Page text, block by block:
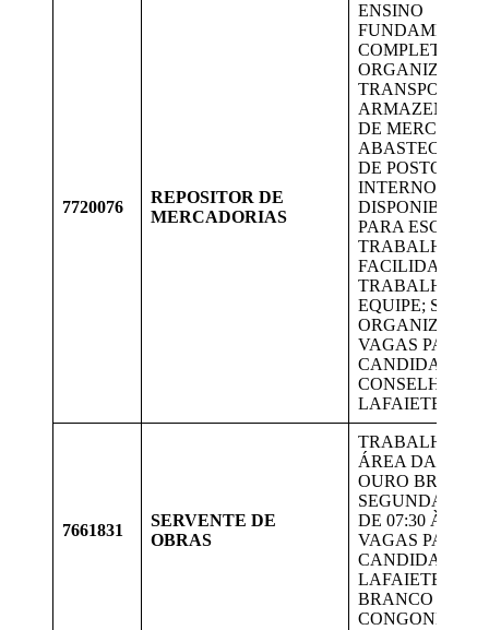
7720076
REPOSITOR DE
MERCADORIAS
ENSINO
COMPLETO;
TRANSPORTE E
DE
DE POSTOS
INTERNOS.
PARA
TRABALHO;
FACILIDADE
TRABALHAR
EQUIPE;
VAGAS PARA
CANDIDATOS
CONSELHEIRO
LAFAIETE
7661831
SERVENTE DE
OBRAS
TRABALHAR
ÁREA DA
OURO
SEGUNDA A
DE 07:30 ÀS
VAGAS PARA
CANDIDATOS
LAFAIETE,
BRANCO E
CONGONHAS.